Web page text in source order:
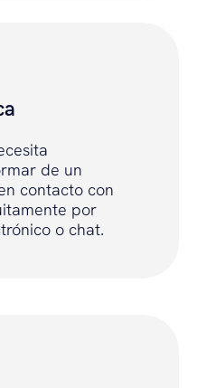
de un
contacto con
por
o chat.